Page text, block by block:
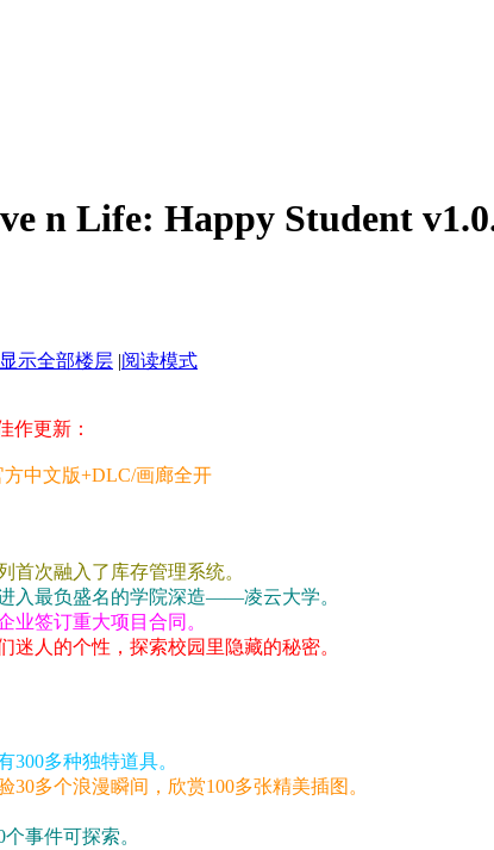
n Life: Happy Student
显示全部楼层 |阅读模式
作更新：
方中文版+DLC/画廊全开
首次融入了库存管理系统。
入最负盛名的学院深造——凌云大学。
业签订重大项目合同。
人的个性，探索校园里隐藏的秘密。
多种独特道具。
多个浪漫瞬间，欣赏100多张精美插图。
事件可探索。